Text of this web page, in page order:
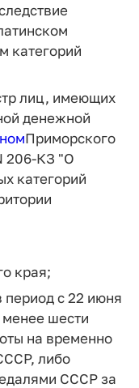
категорий
лиц, имеющих
денежной
Приморского
206-КЗ "О
категорий
края;
период с 22 июня
менее шести
на временно
либо
СССР за